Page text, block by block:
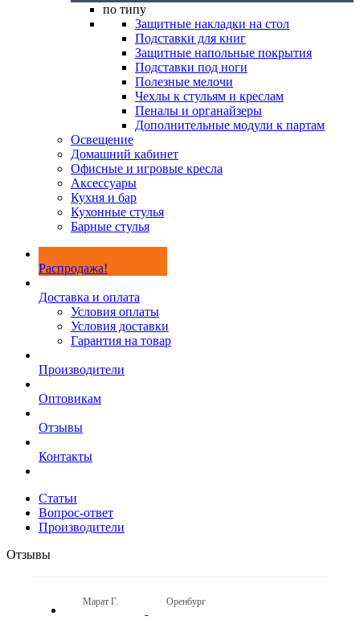
по типу
Защитные накладки на стол
Подставки для книг
Защитные напольные покрытия
Подставки под ноги
Полезные мелочи
Чехлы к стульям и креслам
Пеналы и органайзеры
Дополнительные модули к партам
Освещение
Домашний кабинет
Офисные и игровые кресла
Аксессуары
Кухня и бар
Кухонные стулья
Барные стулья
Распродажа!
Доставка и оплата
Условия оплаты
Условия доставки
Гарантия на товар
Производители
Оптовикам
Отзывы
Контакты
Статьи
Вопрос-ответ
Производители
Отзывы
Марат Г. Оренбург